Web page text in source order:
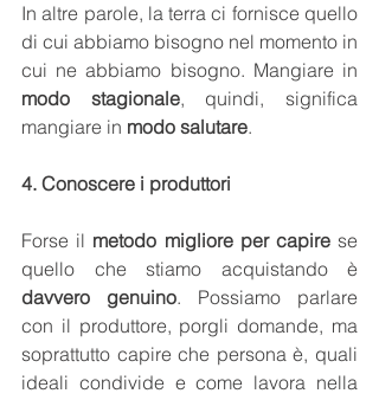
In altre parole, la terra ci fornisce quello
di cui abbiamo bisogno nel momento in
modo stagionale, quindi, significa
mangiare in modo salutare.
4. Conoscere i produttori
Forse il metodo migliore per capire se
davvero genuino. Possiamo parlare
con il produttore, porgli domande, ma
soprattutto capire che persona è, quali
ideali condivide e come lavora nella